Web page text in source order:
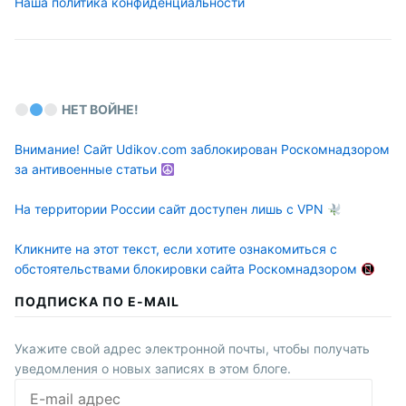
НЕТ ВОЙНЕ!
Внимание! Сайт Udikov.com заблокирован Роскомнадзором
за антивоенные статьи
На территории России сайт доступен лишь с VPN
Кликните на этот текст, если хотите ознакомиться с
обстоятельствами блокировки сайта Роскомнадзором
ПОДПИСКА ПО E-MAIL
Укажите свой адрес электронной почты, чтобы получать
уведомления о новых записях в этом блоге.